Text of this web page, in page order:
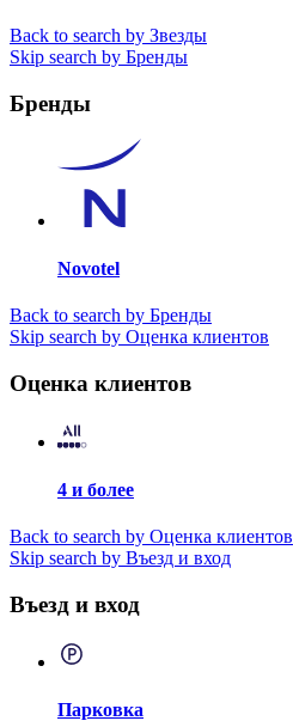
Back to search by Звезды
Skip search by Бренды
Бренды
Novotel
Back to search by Бренды
Skip search by Оценка клиентов
Оценка клиентов
4 и более
Back to search by Оценка клиентов
Skip search by Въезд и вход
Въезд и вход
Парковка